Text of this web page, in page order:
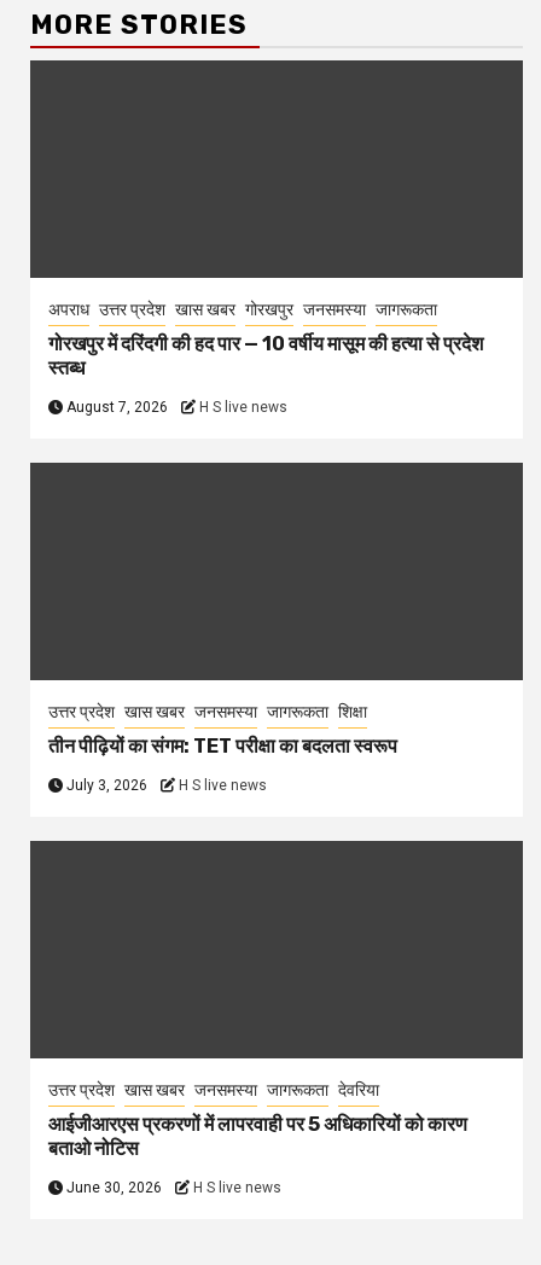
MORE STORIES
अपराध उत्तर प्रदेश खास खबर गोरखपुर जनसमस्या जागरूकता
गोरखपुर में दरिंदगी की हद पार — 10 वर्षीय मासूम की हत्या से प्रदेश
स्तब्ध
August 7, 2026 H S live news
उत्तर प्रदेश खास खबर जनसमस्या जागरूकता शिक्षा
तीन पीढ़ियों का संगम: TET परीक्षा का बदलता स्वरूप
July 3, 2026 H S live news
उत्तर प्रदेश खास खबर जनसमस्या जागरूकता देवरिया
आईजीआरएस प्रकरणों में लापरवाही पर 5 अधिकारियों को कारण
बताओ नोटिस
June 30, 2026 H S live news